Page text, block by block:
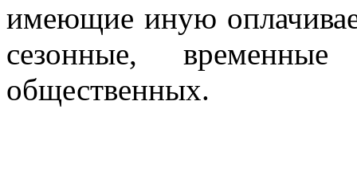
имеющие иную
сезонные,
общественных.